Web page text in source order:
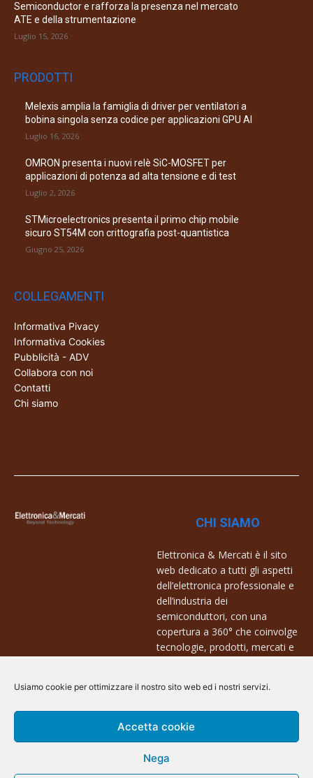
Usiamo cookie per ottimizzare il nostro sito web ed i nostri servizi.
Accetta cookie
Nega
Semiconductor e rafforza la presenza nel mercato
ATE e della strumentazione
Luglio 15, 2026
PRODOTTI
Melexis amplia la famiglia di driver per ventilatori a
bobina singola senza codice per applicazioni GPU AI
Luglio 16, 2026
OMRON presenta i nuovi relè SiC-MOSFET per
applicazioni di potenza ad alta tensione e di test
Luglio 2, 2026
STMicroelectronics presenta il primo chip mobile
sicuro ST54M con crittografia post-quantistica
Giugno 25, 2026
COLLEGAMENTI
Informativa Pivacy
Informativa Cookies
Pubblicità - ADV
Collabora con noi
Contatti
Chi siamo
CHI SIAMO
Elettronica & Mercati è il sito
web dedicato a tutti gli aspetti
dell’elettronica professionale e
dell’industria dei
semiconduttori, con una
copertura a 360° che coinvolge
tecnologie, prodotti, mercati e
Contatti:
info@arscommunication.it